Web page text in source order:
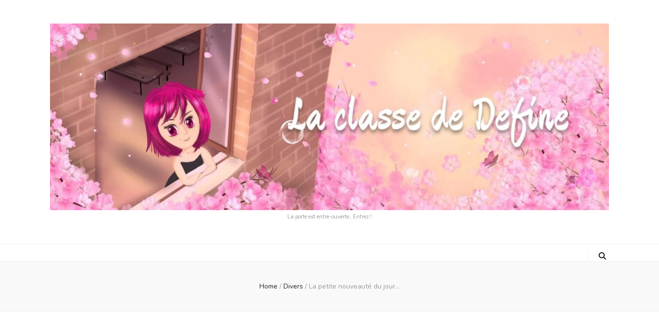
La porte est entre-ouverte…Entrez !
Home / Divers / La petite nouveauté du jour…